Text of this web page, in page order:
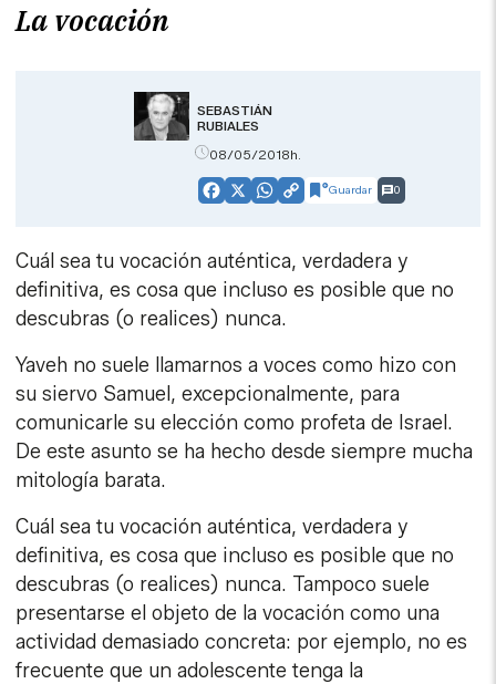
La vocación
SEBASTIÁN
RUBIALES
08/05/2018h.
Facebook
X WhatsApp
CopyGuardar 0
Cuál sea tu vocación auténtica, verdadera y
definitiva, es cosa que incluso es posible que no
descubras (o realices) nunca.
Yaveh no suele llamarnos a voces como hizo con
su siervo Samuel, excepcionalmente, para
comunicarle su elección como profeta de Israel.
De este asunto se ha hecho desde siempre mucha
mitología barata.
Cuál sea tu vocación auténtica, verdadera y
definitiva, es cosa que incluso es posible que no
descubras (o realices) nunca. Tampoco suele
presentarse el objeto de la vocación como una
actividad demasiado concreta: por ejemplo, no es
frecuente que un adolescente tenga la